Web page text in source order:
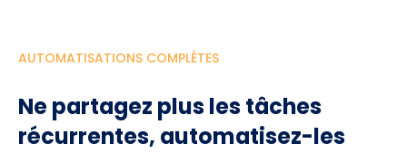
AUTOMATISATIONS COMPLÈTES
Ne partagez plus les tâches
récurrentes, automatisez-les